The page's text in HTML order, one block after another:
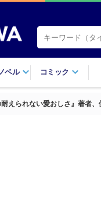
ベル コミック
えられない愛おしさ』著者